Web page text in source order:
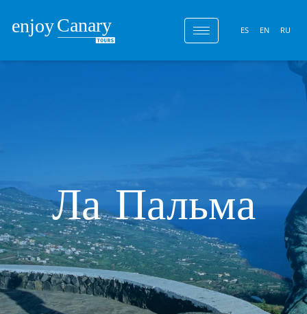
ES EN RU
Ла Пальма